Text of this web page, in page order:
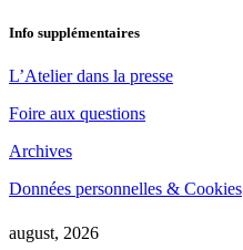
Info supplémentaires
L’Atelier dans la presse
Foire aux questions
Archives
Données personnelles & Cookies
august, 2026